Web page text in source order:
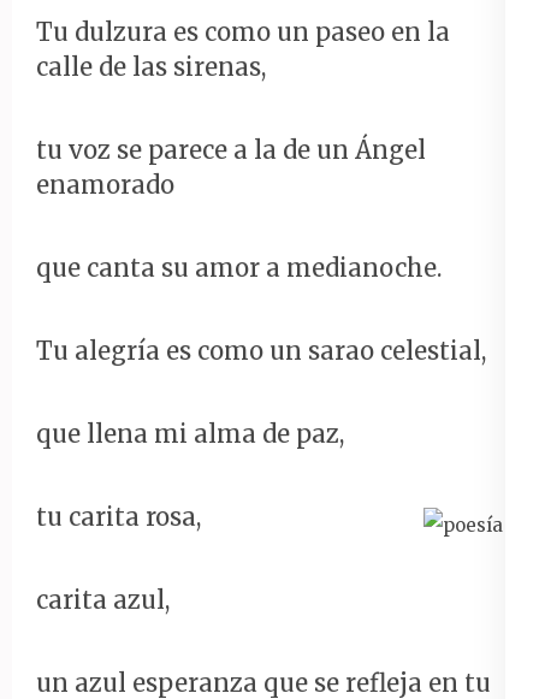
Tu dulzura es como un paseo en la
calle de las sirenas,
tu voz se parece a la de un Ángel
enamorado
que canta su amor a medianoche.
Tu alegría es como un sarao celestial,
que llena mi alma de paz,
tu carita rosa,
carita azul,
un azul esperanza que se refleja en tu